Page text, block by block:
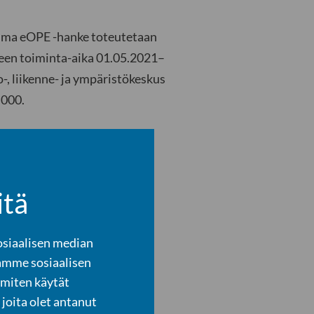
median
sosiaalisen
käytät
olet antanut
eOPE -hanke toteutetaan
toiminta-aika 01.05.2021–
liikenne- ja ympäristökeskus